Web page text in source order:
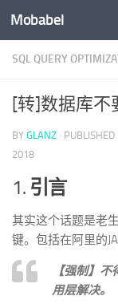
Skip to content
Mobabel
SQL QUERY
[转]数据库不
BY GLANZ · PUBLISHED
2018
1. 引言
其实这个话题是老
键。包括在阿里的
【强制】
用层解决。